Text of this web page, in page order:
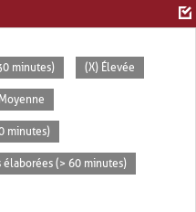
minutes) (X) Élevée
minutes)
élaborées (> 60 minutes)